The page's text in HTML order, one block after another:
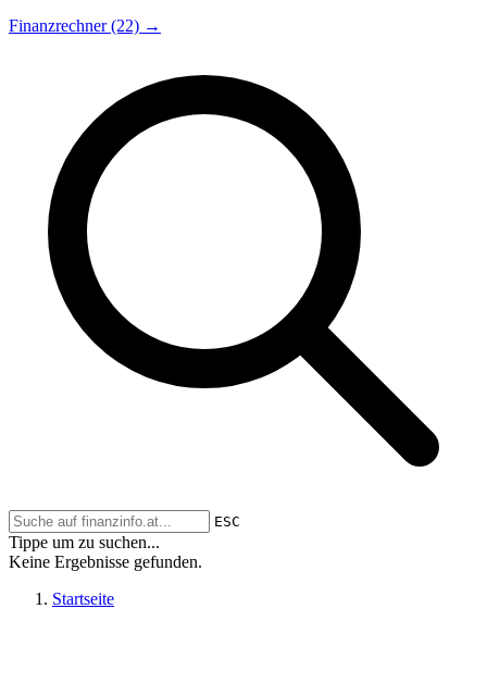
Finanzrechner (22) →
ESC
Tippe um zu suchen...
Keine Ergebnisse gefunden.
Startseite